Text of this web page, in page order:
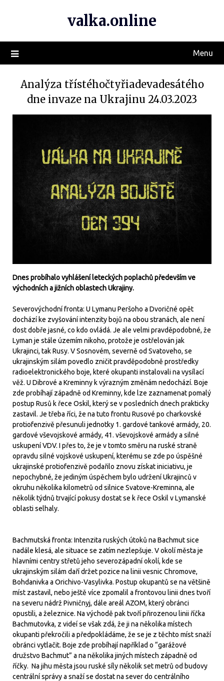
valka.online
Menu
Analýza třístéhočtyřiadevadesátého
dne invaze na Ukrajinu 24.03.2023
Dnes probíhalo vyhlášení leteckých poplachů především ve
východních a jižních oblastech Ukrajiny.
Severovýchodní fronta: U Lymanu Peršoho a Dvoričné opět
dochází ke zvyšování intenzity bojů na obou stranách, ale není
dost dobře jasné, co kdo ovládá. Je ale velmi pravděpodobné, že
Lyman je stále územím nikoho, protože je ostřelován jak
Ukrajinci, tak Rusy. V Sosnovém, severně od Svatoveho, se
ukrajinským silám povedlo zničit pravděpodobně prostředky
radioelektronického boje, které okupanti instalovali na vysílací
věž. U Dibrové a Kreminny k výrazným změnám nedochází. Boje
zde probíhají západně od Kreminny, kde lze zaznamenat pomalý
postup Rusů k řece Oskil, který se v posledních dnech prakticky
zastavil. Je třeba říci, že na tuto frontu Rusové po charkovské
protiofenzivě přesunuli jednotky 1. gardové tankové armády, 20.
gardové vševojskové armády, 41. vševojskové armády a silné
uskupení VDV. I přes to, že je v tomto směru na ruské straně
opravdu silné vojskové uskupení, kterému se zde po úspěšné
ukrajinské protiofenzivě podařilo znovu získat iniciativu, je
nepochybné, že jediným úspěchem bylo udržení Ukrajinců v
okruhu několika kilometrů od silnice Svatove-Kreminna, ale
několik týdnů trvající pokusy dostat se k řece Oskil v Lymanské
oblasti selhaly.
Bachmutská fronta: Intenzita ruských útoků na Bachmut sice
nadále klesá, ale situace se zatím nezlepšuje. V okolí města je
hlavními centry střetů jeho severozápadní okolí, kde se
ukrajinským silám daří držet pozice na linii vesnic Chromove,
Bohdanivka a Orichivo-Vasylivka. Postup okupantů se na většině
míst zastavil, nebo ještě více zpomalil a frontovou linii dnes tvoří
na severu nádrž Pivničnyj, dále areál AZOM, který obránci
opustili, a železnice. Na východě pak tvoří přirozenou linii říčka
Bachmutovka, z videí se však zdá, že ji na několika místech
okupanti překročili a předpokládáme, že se je z těchto míst snaží
obránci vytlačit. Boje zde probíhají například o “garážové
družstvo Bachmut” a na několika jiných místech západně od
říčky. Na jihu města jsou ruské síly několik set metrů od budovy
centrální správy a snaží se dostat na sever do centrálního